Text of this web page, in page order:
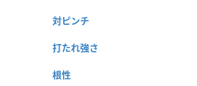
対ピンチ
打たれ強さ
根性